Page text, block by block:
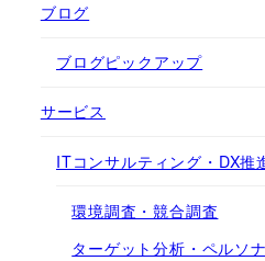
ブログ
ブログピックアップ
サービス
ITコンサルティング・DX推
環境調査・競合調査
ターゲット分析・ペルソ